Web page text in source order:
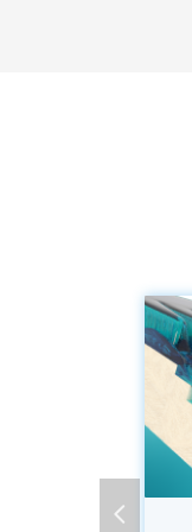
在
넳